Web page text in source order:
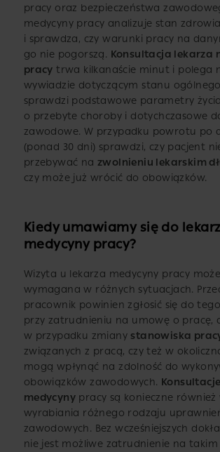
pracy oraz bezpieczeństwa
medycyny pracy analizuje stan
i sprawdza, czy warunki pracy na
go nie pogorszą. Konsultacja lekarza
pracy trwa kilkanaście minut i polega
wywiadzie dotyczącym stanu
sprawdzi podstawowe parametry
o przebyte choroby i dotychczasowe
zawodowe. W przypadku powrotu po
(ponad 30 dni) sprawdzi, czy pacjent
przebywać na zwolnieniu lekarskim
czy może już wrócić do obowiązków.
Kiedy umawiamy się do
medycyny pracy?
Wizyta u lekarza medycyny pracy
wymagana w różnych sytuacjach.
pracownik powinien zgłosić się do
przy zatrudnieniu na umowę o pracę,
w przypadku zmiany stanowiska
związanych z pracą, czy też w
mogą wpłynąć na zdolność do
obowiązków zawodowych.
medycynypracy są konieczne również
wyrabiania różnego rodzaju
zawodowych. Bez wcześniejszych
nie jest możliwe zatrudnienie na takim